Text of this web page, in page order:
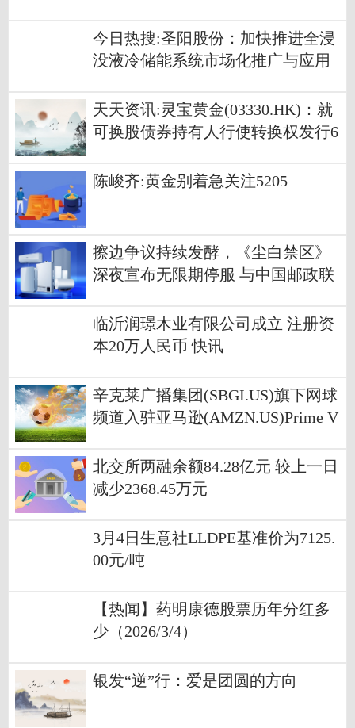
今日热搜:圣阳股份：加快推进全浸
没液冷储能系统市场化推广与应用
天天资讯:灵宝黄金(03330.HK)：就
可换股债券持有人行使转换权发行6
陈峻齐:黄金别着急关注5205
擦边争议持续发酵，《尘白禁区》
深夜宣布无限期停服 与中国邮政联
临沂润璟木业有限公司成立 注册资
本20万人民币 快讯
辛克莱广播集团(SBGI.US)旗下网球
频道入驻亚马逊(AMZN.US)Prime V
焦点
北交所两融余额84.28亿元 较上一日
减少2368.45万元
3月4日生意社LLDPE基准价为7125.
00元/吨
【热闻】药明康德股票历年分红多
少（2026/3/4）
银发“逆”行：爱是团圆的方向